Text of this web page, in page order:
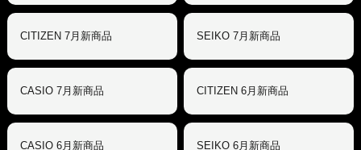
CITIZEN 7月新商品 SEIKO 7月新商品
CASIO 7月新商品 CITIZEN 6月新商品
CASIO 6月新商品 SEIKO 6月新商品